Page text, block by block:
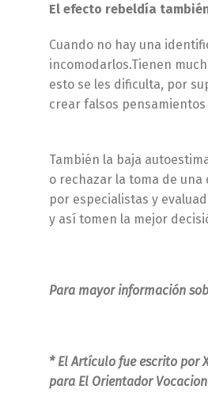
El efecto rebeldía
Cuando no hay una
incomodarlos.Tienen
esto se les dificulta, por
crear falsos
También la baja
o rechazar la toma de
por especialistas y
y así tomen la mejor
Para mayor información
* El Artículo fue escrito por
para El Orientador